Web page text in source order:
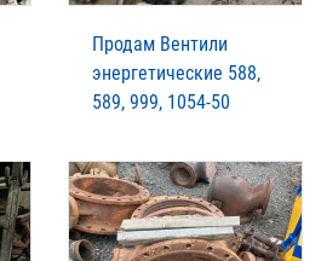
Продам Вентили
энергетические 588,
589, 999, 1054-50